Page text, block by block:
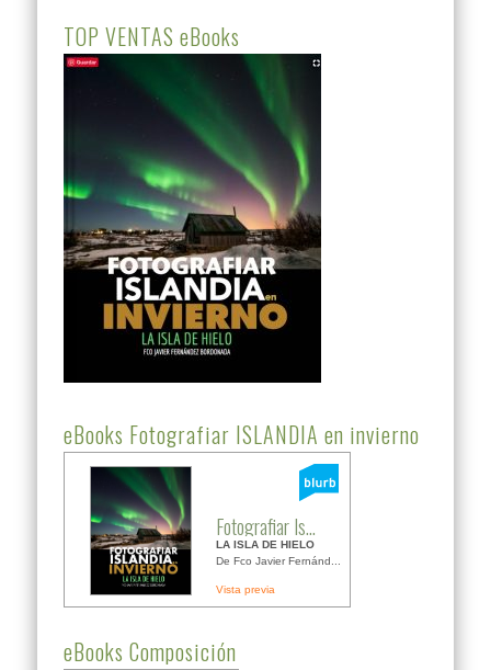
TOP VENTAS eBooks
eBooks Fotografiar ISLANDIA en invierno
Fotografiar Is...
LA ISLA DE HIELO
De Fco Javier Fernánd...
Vista previa
eBooks Composición